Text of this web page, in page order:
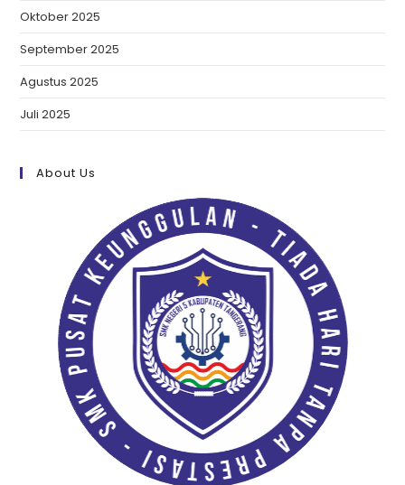
Oktober 2025
September 2025
Agustus 2025
Juli 2025
About Us